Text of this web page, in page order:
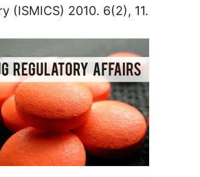
(ISMICS) 2010. 6(2), 11.